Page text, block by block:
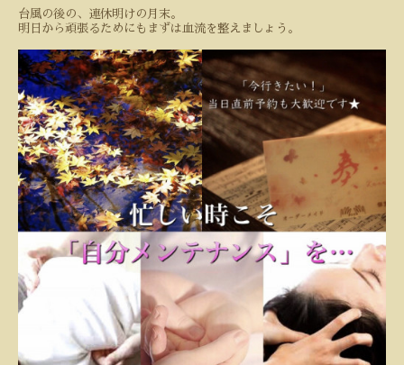
台風の後の、連休明けの月末。
明日から頑張るためにもまずは血流を整えましょう。